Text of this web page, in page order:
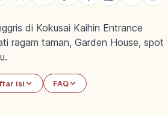
di Kokusai Kaihin Entrance
ragam taman, Garden House, spot
isi FAQ